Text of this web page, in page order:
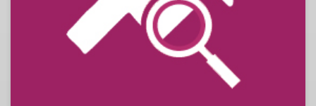
Ces ressources, constituées de cinq fiches, prolongent et enrichissent
les documents d'accompagnement sous l'angle des principes et de la
dynamique de l'évaluation en arts plastiques